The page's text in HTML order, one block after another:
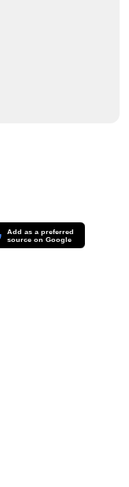
Add as a preferred
source on Google